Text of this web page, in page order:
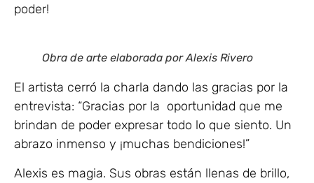
poder!
Obra de arte elaborada por Alexis Rivero
El artista cerró la charla dando las gracias por la
entrevista: “Gracias por la oportunidad que me
brindan de poder expresar todo lo que siento. Un
abrazo inmenso y ¡muchas bendiciones!”
Alexis es magia. Sus obras están llenas de brillo,